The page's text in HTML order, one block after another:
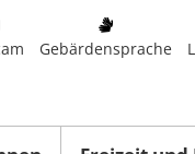
Gebärdensprache